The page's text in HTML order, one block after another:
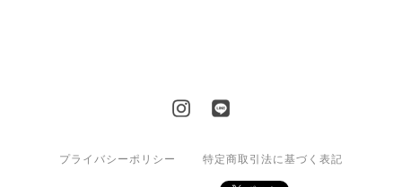
プライバシーポリシー 特定商取引法に基づく表記